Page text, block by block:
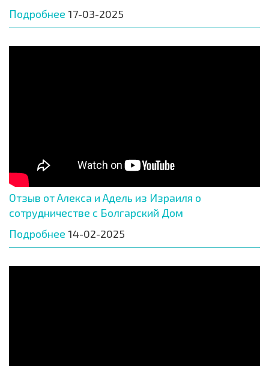
Подробнее 17-03-2025
Отзыв от Алекса и Адель из Израиля о
сотрудничестве с Болгарский Дом
Подробнее 14-02-2025